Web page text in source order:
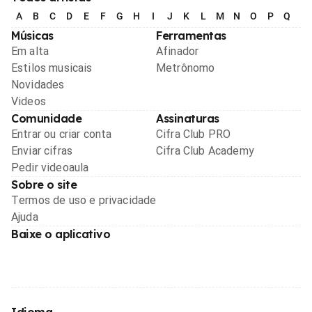
A B C D E F G H I J K L M N O P Q
Músicas
Em alta
Estilos musicais
Novidades
Videos
Ferramentas
Afinador
Metrônomo
Comunidade
Entrar ou criar conta
Enviar cifras
Pedir videoaula
Assinaturas
Cifra Club PRO
Cifra Club Academy
Sobre o site
Termos de uso e privacidade
Ajuda
Baixe o aplicativo